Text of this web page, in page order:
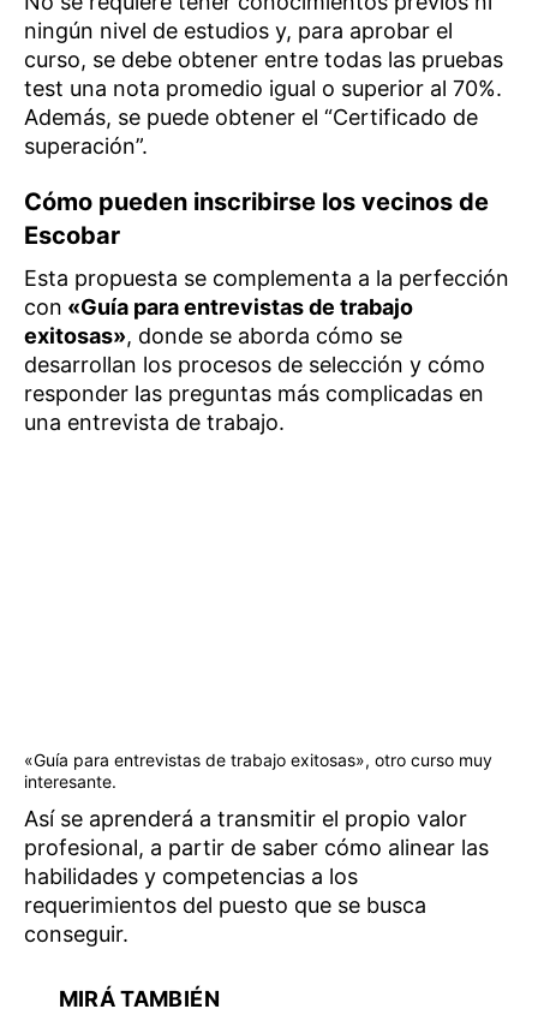
ningún nivel de estudios y, para aprobar el
curso, se debe obtener entre todas las pruebas
test una nota promedio igual o superior al 70%.
Además, se puede obtener el “Certificado de
superación”.
Cómo pueden inscribirse los vecinos de
Escobar
Esta propuesta se complementa a la perfección
con «Guía para entrevistas de trabajo
exitosas», donde se aborda cómo se
desarrollan los procesos de selección y cómo
responder las preguntas más complicadas en
una entrevista de trabajo.
«Guía para entrevistas de trabajo exitosas», otro curso muy
interesante.
Así se aprenderá a transmitir el propio valor
profesional, a partir de saber cómo alinear las
habilidades y competencias a los
requerimientos del puesto que se busca
conseguir.